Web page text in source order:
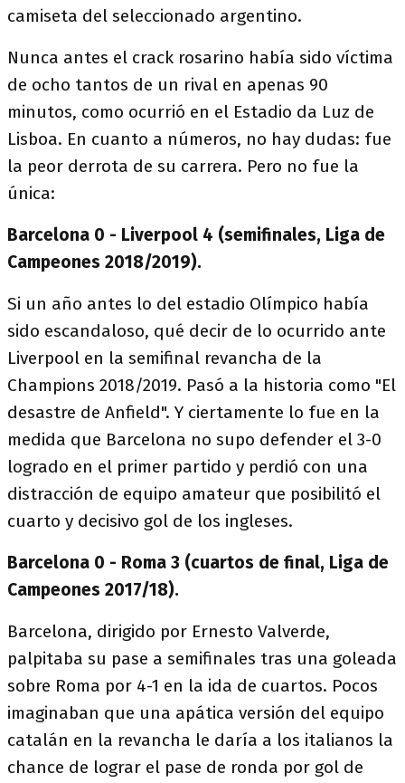
camiseta del seleccionado argentino.
Nunca antes el crack rosarino había sido víctima
de ocho tantos de un rival en apenas 90
minutos, como ocurrió en el Estadio da Luz de
Lisboa. En cuanto a números, no hay dudas: fue
la peor derrota de su carrera. Pero no fue la
única:
Barcelona 0 - Liverpool 4 (semifinales, Liga de
Campeones 2018/2019).
Si un año antes lo del estadio Olímpico había
sido escandaloso, qué decir de lo ocurrido ante
Liverpool en la semifinal revancha de la
Champions 2018/2019. Pasó a la historia como "El
desastre de Anfield". Y ciertamente lo fue en la
medida que Barcelona no supo defender el 3-0
logrado en el primer partido y perdió con una
distracción de equipo amateur que posibilitó el
cuarto y decisivo gol de los ingleses.
Barcelona 0 - Roma 3 (cuartos de final, Liga de
Campeones 2017/18).
Barcelona, dirigido por Ernesto Valverde,
palpitaba su pase a semifinales tras una goleada
sobre Roma por 4-1 en la ida de cuartos. Pocos
imaginaban que una apática versión del equipo
catalán en la revancha le daría a los italianos la
chance de lograr el pase de ronda por gol de